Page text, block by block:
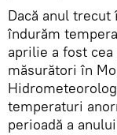
Dacă anul
îndurăm
aprilie a fost
măsurători în
temperaturi
perioadă a